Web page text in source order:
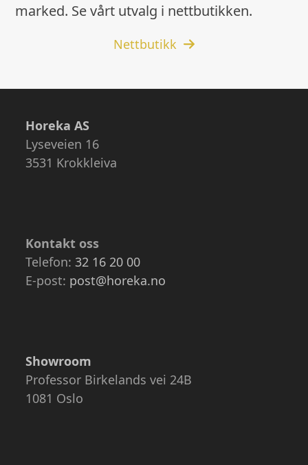
marked. Se vårt utvalg i nettbutikken.
Nettbutikk
Horeka AS
Lyseveien 16
3531 Krokkleiva
Kontakt oss
Telefon:32 16 20 00
E-post: post@horeka.no
Showroom
Professor Birkelands vei 24B
1081 Oslo